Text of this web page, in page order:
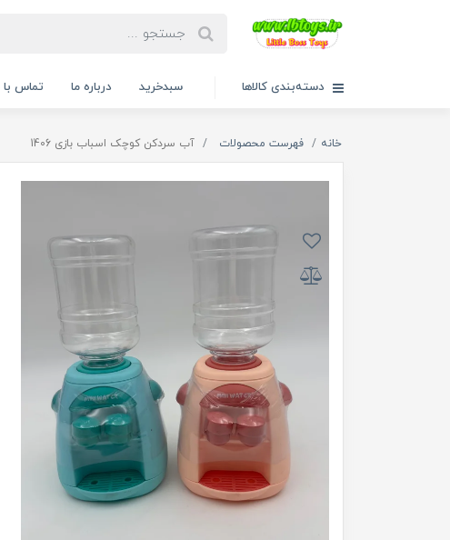
دسته‌بندی کالاها سبدخرید درباره ما تماس با
خانه فهرست محصولات آب سردکن کوچک اسباب بازی 1406